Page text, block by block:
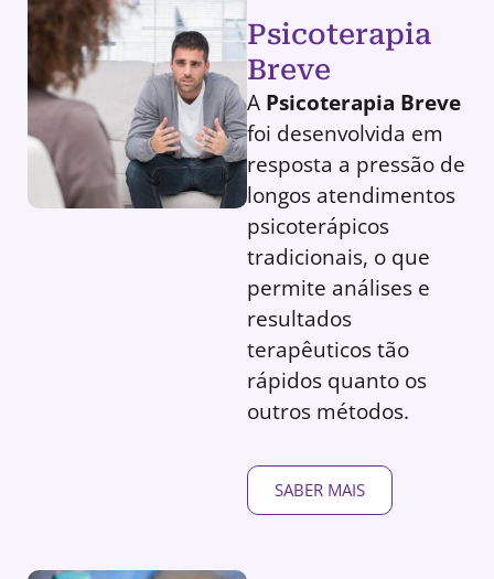
Psicoterapia
Breve
A Psicoterapia Breve
foi desenvolvida em
resposta a pressão de
longos atendimentos
psicoterápicos
tradicionais, o que
permite análises e
resultados
terapêuticos tão
rápidos quanto os
outros métodos.
SABER MAIS